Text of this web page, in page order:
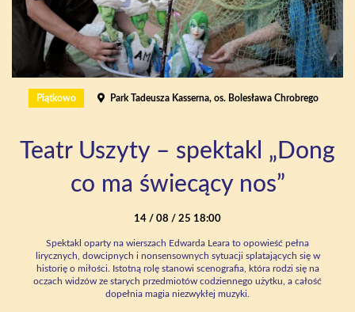
Piątkowo Park Tadeusza Kasserna, os. Bolesława Chrobrego
Teatr Uszyty – spektakl „Dong
co ma świecący nos”
14 / 08 / 25 18:00
Spektakl oparty na wierszach Edwarda Leara to opowieść pełna
lirycznych, dowcipnych i nonsensownych sytuacji splatających się w
historię o miłości. Istotną rolę stanowi scenografia, która rodzi się na
oczach widzów ze starych przedmiotów codziennego użytku, a całość
dopełnia magia niezwykłej muzyki.